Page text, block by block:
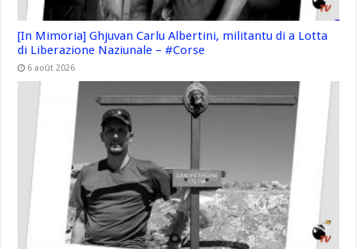
[In Mimoria] Ghjuvan Carlu Albertini, militantu di a Lotta
di Liberazione Naziunale – #Corse
6 août 2026